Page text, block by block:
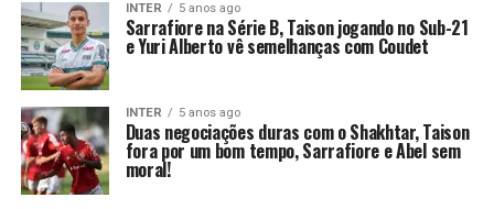
INTER 5 anos ago
Sarrafiore na Série B, Taison jogando no Sub-21
e Yuri Alberto vê semelhanças com Coudet
INTER 5 anos ago
Duas negociações duras com o Shakhtar, Taison
fora por um bom tempo, Sarrafiore e Abel sem
moral!